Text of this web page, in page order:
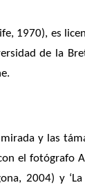
1970), es
de la
y las
el fotógrafo
2004) y